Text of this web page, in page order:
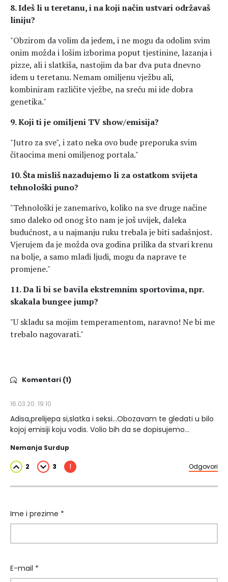
8. Ideš li u teretanu, i na koji način ustvari održavaš
liniju?
"Obzirom da volim da jedem, i ne mogu da odolim svim
onim možda i lošim izborima poput tjestinine, lazanja i
pizze, ali i slatkiša, nastojim da bar dva puta dnevno
idem u teretanu. Nemam omiljenu vježbu ali,
kombiniram različite vježbe, na sreću mi ide dobra
genetika."
9. Koji ti je omiljeni TV show/emisija?
"Jutro za sve", i zato neka ovo bude preporuka svim
čitaocima meni omiljenog portala."
10. Šta misliš nazadujemo li za ostatkom svijeta
tehnološki puno?
"Tehnološki je zanemarivo, koliko na sve druge načine
smo daleko od onog što nam je još uvijek, daleka
budućnost, a u najmanju ruku trebala je biti sadašnjost.
Vjerujem da je možda ova godina prilika da stvari krenu
na bolje, a samo mladi ljudi, mogu da naprave te
promjene."
11. Da li bi se bavila ekstremnim sportovima, npr.
skakala bungee jump?
"U skladu sa mojim temperamentom, naravno! Ne bi me
trebalo nagovarati."
Komentari (1)
16.03.20. 19:10
Adisa,prelijepa si,slatka i seksi...Obozavam te gledati u bilo
kojoj emisiji koju vodis. Volio bih da se dopisujemo...
Nemanja Surdup
2 3 ! Odgovori
Ime i prezime *
E-mail *